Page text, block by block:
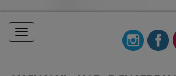
Toggle
navigation